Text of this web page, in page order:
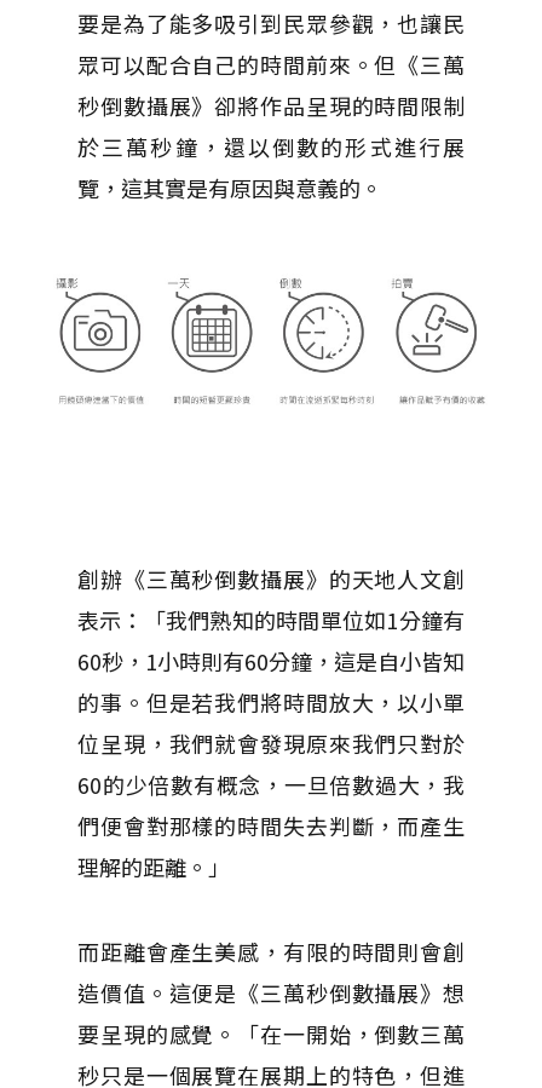
要是為了能多吸引到民眾參觀，也讓民
眾可以配合自己的時間前來。但《三萬
秒倒數攝展》卻將作品呈現的時間限制
於三萬秒鐘，還以倒數的形式進行展
覽，這其實是有原因與意義的。
創辦《三萬秒倒數攝展》的天地人文創
表示：「我們熟知的時間單位如1分鐘有
60秒，1小時則有60分鐘，這是自小皆知
的事。但是若我們將時間放大，以小單
位呈現，我們就會發現原來我們只對於
60的少倍數有概念，一旦倍數過大，我
們便會對那樣的時間失去判斷，而產生
理解的距離。」
而距離會產生美感，有限的時間則會創
造價值。這便是《三萬秒倒數攝展》想
要呈現的感覺。「在一開始，倒數三萬
秒只是一個展覽在展期上的特色，但進